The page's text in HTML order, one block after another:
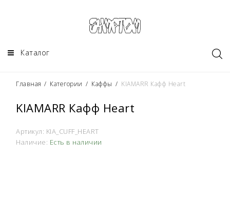
Каталог
Главная / Категории / Каффы / KIAMARR Кафф Heart
KIAMARR Кафф Heart
Артикул: KIA_CUFF_HEART
Наличие: Есть в наличии